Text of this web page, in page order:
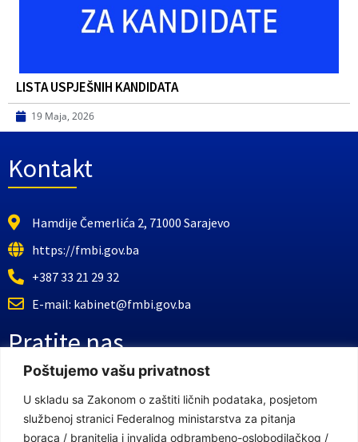
Poštujemo vašu privatnost
U skladu sa Zakonom o zaštiti ličnih podataka, posjetom
službenoj stranici Federalnog ministarstva za pitanja
boraca / branitelja i invalida odbrambeno-oslobodilačkog /
LISTA USPJEŠNIH KANDIDATA
19 Maja, 2026
Kontakt
Hamdije Čemerlića 2, 71000 Sarajevo
https://fmbi.gov.ba
+387 33 21 29 32
E-mail: kabinet@fmbi.gov.ba
Pratite nas
Facebook Stranica
Youtube Kanal